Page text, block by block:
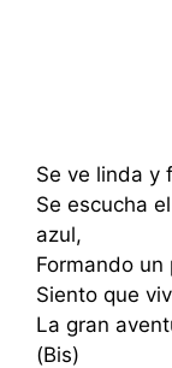
Se ve linda y
Se escucha
azul,
Formando
Siento que
La gran
(Bis)